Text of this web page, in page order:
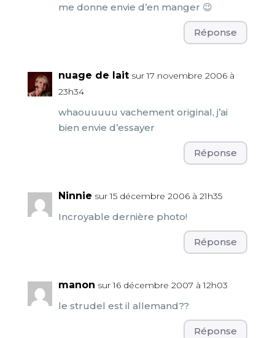
me donne envie d’en manger 😉
Réponse
nuage de lait sur 17 novembre 2006 à
23h34
whaouuuuu vachement original, j’ai
bien envie d’essayer
Réponse
Ninnie sur 15 décembre 2006 à 21h35
Incroyable dernière photo!
Réponse
manon sur 16 décembre 2007 à 12h03
le strudel est il allemand??
Réponse